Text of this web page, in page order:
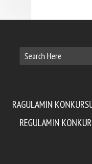
RAGULAMIN
REGULAMIN